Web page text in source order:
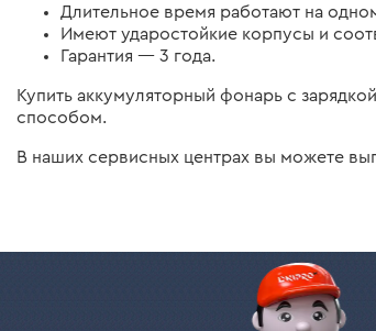
Длительное время работают на
Имеют ударостойкие корпусы и
Гарантия — 3 года.
Купить аккумуляторный фонарь с
способом.
В наших сервисных центрах вы можете